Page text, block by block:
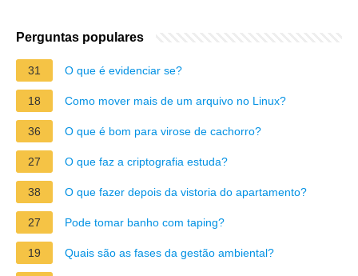
Perguntas populares
31 O que é evidenciar se?
18 Como mover mais de um arquivo no Linux?
36 O que é bom para virose de cachorro?
27 O que faz a criptografia estuda?
38 O que fazer depois da vistoria do apartamento?
27 Pode tomar banho com taping?
19 Quais são as fases da gestão ambiental?